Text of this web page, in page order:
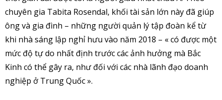
chuyên gia Tabita Rosendal, khối tài sản lớn này đã giúp
ông và gia đình – những người quản lý tập đoàn kể từ
khi nhà sáng lập nghỉ hưu vào năm 2018 – « có được một
mức độ tự do nhất định trước các ảnh hưởng mà Bắc
Kinh có thể gây ra, như đối với các nhà lãnh đạo doanh
nghiệp ở Trung Quốc ».